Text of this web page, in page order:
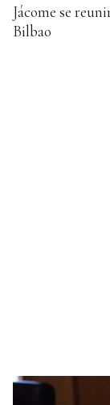
Jácome se
Bilbao